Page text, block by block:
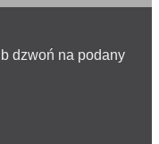
dzwoń na podany